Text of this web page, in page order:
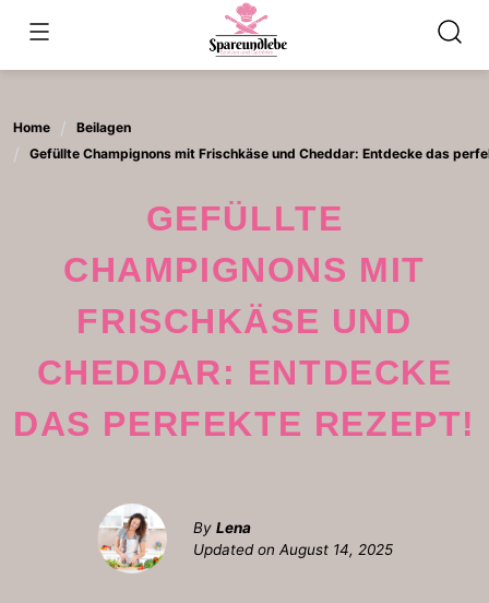
content
Home
Beilagen
Gefüllte Champignons mit Frischkäse und Cheddar: Entdecke das
GEFÜLLTE
CHAMPIGNONS MIT
FRISCHKÄSE UND
CHEDDAR: ENTDECKE
DAS PERFEKTE REZEPT!
By Lena
Updated on August 14, 2025